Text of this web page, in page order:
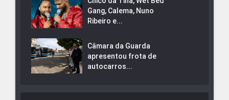
Gang, Calema, Nuno
Ribeiro e...
Câmara da Guarda
apresentou frota de
autocarros...